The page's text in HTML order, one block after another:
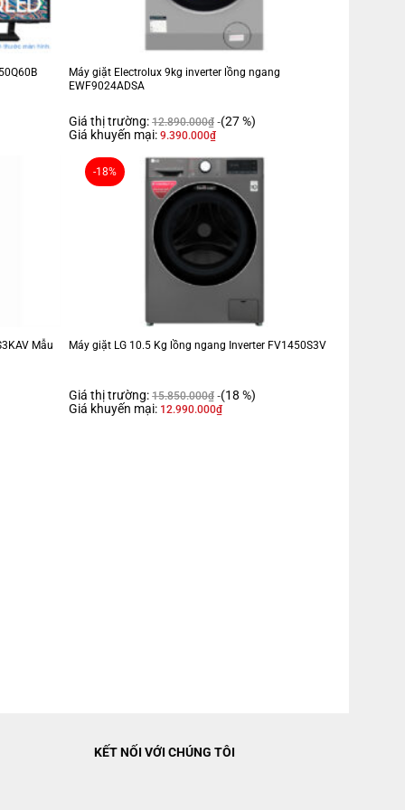
– Kiểm soát năng lượng chủ động 4 mức
Bộ lọc PM2.5
Chức năng tự chẩn đoán lỗiChế
thông minh theo thói quen và môi trườngMàn hình hiển thị nhiệt
trẻ em, người già)Chế độ ngủ đêm tránh buốtHẹn giờ bật, tắt
Máy giặt Electrolux 9kg inverter lồng ngang
EWF9024ADSA
Giá thị trường: 12.890.000₫ (27 %)
Giá khuyến mại: 9.390.000₫
Mẫu
-18%
Máy giặt LG 10.5 Kg lồng ngang Inverter FV1450S3V
Giá thị trường: 15.850.000₫ (18 %)
Giá khuyến mại: 12.990.000₫
KẾT NỐI VỚI CHÚNG TÔI